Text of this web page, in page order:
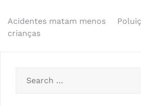
Post
navigation
Acidentes matam menos
crianças
for: